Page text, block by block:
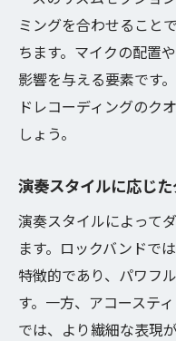
ミングを合わせること
ちます。マイクの配置
影響を与える要素です
ドレコーディングのク
しょう。
演奏スタイルに応じ
演奏スタイルによって
ます。ロックバンドで
特徴的であり、パワフ
す。一方、アコーステ
では、より繊細な表現